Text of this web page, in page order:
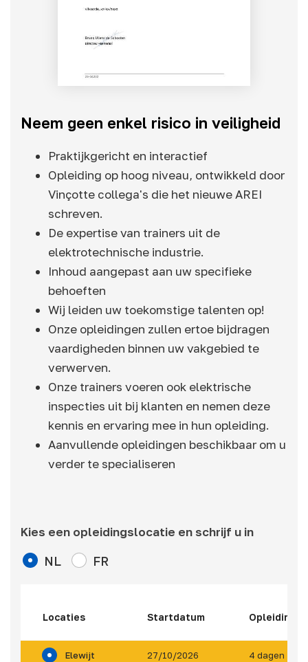
Neem geen enkel risico in veiligheid
Praktijkgericht en interactief
Opleiding op hoog niveau, ontwikkeld door
Vinçotte collega's die het nieuwe AREI
schreven.
De expertise van trainers uit de
elektrotechnische industrie.
Inhoud aangepast aan uw specifieke
behoeften
Wij leiden uw toekomstige talenten op!
Onze opleidingen zullen ertoe bijdragen
vaardigheden binnen uw vakgebied te
verwerven.
Onze trainers voeren ook elektrische
inspecties uit bij klanten en nemen deze
kennis en ervaring mee in hun opleiding.
Aanvullende opleidingen beschikbaar om u
verder te specialiseren
Kies een opleidingslocatie en schrijf u in
NL FR
Locaties Startdatum
Elewijt 27/10/2026 4 dagen